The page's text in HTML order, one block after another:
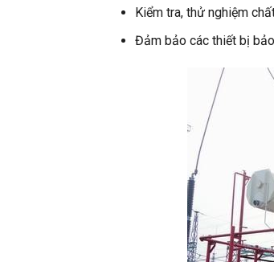
Kiểm tra, thử nghiệm
Đảm bảo các thiết bị